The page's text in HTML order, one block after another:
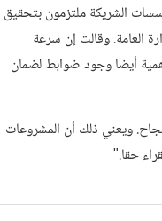
الشريكة ملتزمون بتحقيق
العامة. وقالت إن سرعة
أيضا وجود ضوابط لضمان
ويعني ذلك أن المشروعات
حقا."